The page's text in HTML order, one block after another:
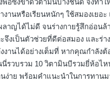
พอซึ่งขาดวิตามินบางชนิด จึงทำใ
านหรือเรียนหนักๆ ใช้สมองเยอะ
ลาญได้ไม่ดี จนร่างกายรู้สึกอ่อนล้
งเป็นตัวช่วยที่ดีต่อสมอง และร่า
งานได้อย่างเต็มที่ หากคุณกำลังต้
รวบรวม 10 วิตามินบีรวมยี่ห้อไห
ง่าย พร้อมคำแนะนำในการทาน